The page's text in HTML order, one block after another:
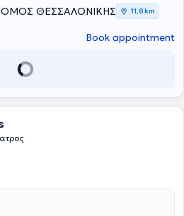
ΘΕΣΣΑΛΟΝΙΚΗΣ 11,8 km
Book appointment